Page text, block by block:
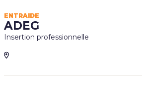
ENTRAIDE
ADEG
Insertion professionnelle